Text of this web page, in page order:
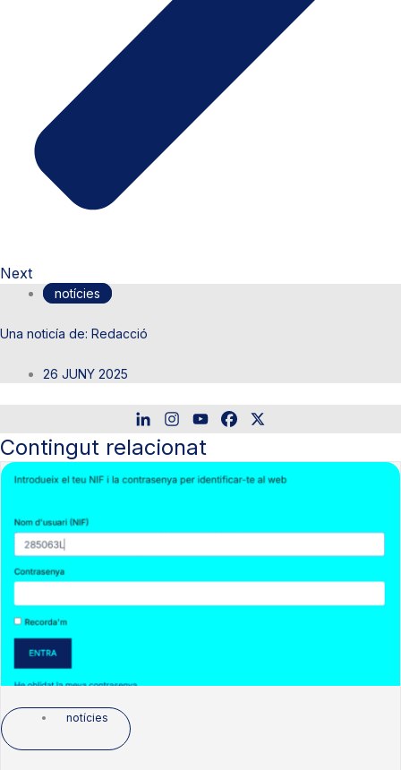
Next
notícies
Redacció
26 JUNY 2025
Contingut relacionat
notícies